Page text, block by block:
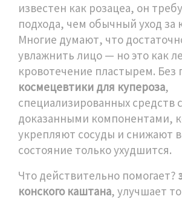
известен как розацеа, он
подхода, чем обычный уход за
Многие думают, что
увлажнить лицо — но это как
кровотечение пластырем. Без
космецевтики для купероза,
специализированных средств с
доказанными компонентами,
укрепляют сосуды и снижают
состояние только ухудшится.
Что действительно помогает?
конского каштана, улучшает